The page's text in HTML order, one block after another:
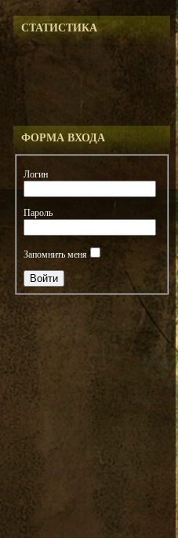
СТАТИСТИКА
ФОРМА ВХОДА
Логин
Пароль
Запомнить меня